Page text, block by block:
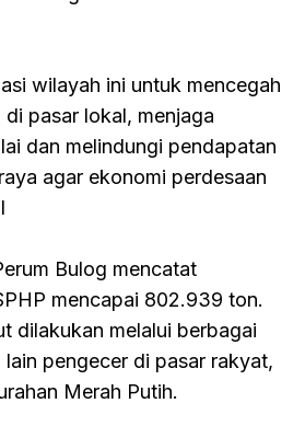
wilayah ini untuk mencegah
pasar lokal, menjaga
dan melindungi pendapatan
agar ekonomi perdesaan
Bulog mencatat
mencapai 802.939 ton.
dilakukan melalui berbagai
lain pengecer di pasar rakyat,
Merah Putih.